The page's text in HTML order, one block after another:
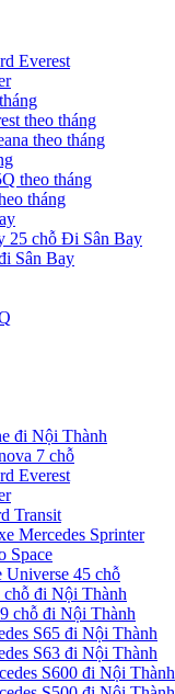
Everest
theo tháng
theo tháng
theo tháng
tháng
25 chỗ Đi Sân Bay
Sân Bay
đi Nội Thành
7 chỗ
Everest
Transit
Mercedes Sprinter
Space
Universe 45 chỗ
chỗ đi Nội Thành
chỗ đi Nội Thành
S65 đi Nội Thành
S63 đi Nội Thành
S600 đi Nội Thành